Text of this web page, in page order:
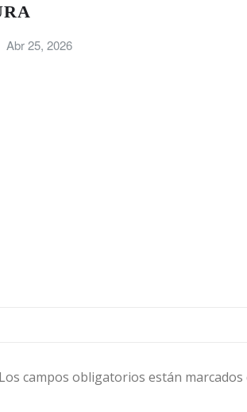
Abr 25, 2026
Los campos obligatorios están marcados